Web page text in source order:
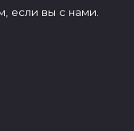
если вы с нами.